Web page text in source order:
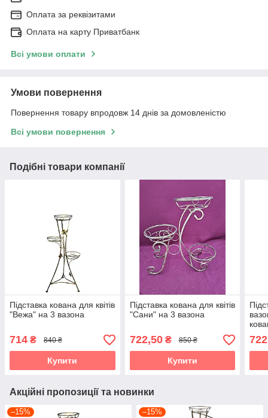
Оплата за реквізитами
Оплата на карту Приватбанк
Всі умови оплати
Умови повернення
Повернення товару впродовж 14 днів за домовленістю
Всі умови повернення
Подібні товари компанії
Підставка кована для квітів
"Вежа" на 3 вазона
714 ₴ 840 ₴
Купити
Підставка кована для квітів
"Сани" на 3 вазона
722,50₴ 850 ₴
Купити
Акційні пропозиції та новинки
–15% –15%